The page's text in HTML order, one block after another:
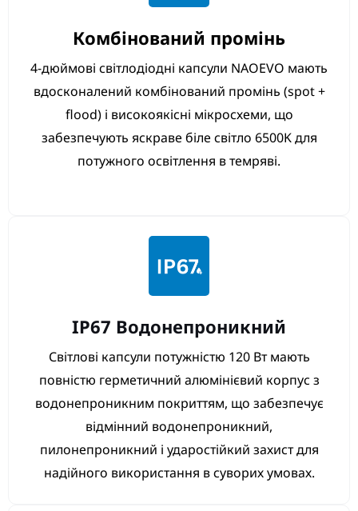
Комбінований промінь
4-дюймові світлодіодні капсули NAOEVO мають
вдосконалений комбінований промінь (spot +
flood) і високоякісні мікросхеми, що
забезпечують яскраве біле світло 6500K для
потужного освітлення в темряві.
IP67 Водонепроникний
Світлові капсули потужністю 120 Вт мають
повністю герметичний алюмінієвий корпус з
водонепроникним покриттям, що забезпечує
відмінний водонепроникний,
пилонепроникний і ударостійкий захист для
надійного використання в суворих умовах.